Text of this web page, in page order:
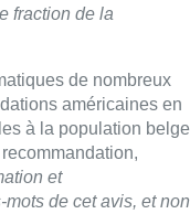
fraction de la
de nombreux
américaines en
à la population belge
et
de cet avis, et non